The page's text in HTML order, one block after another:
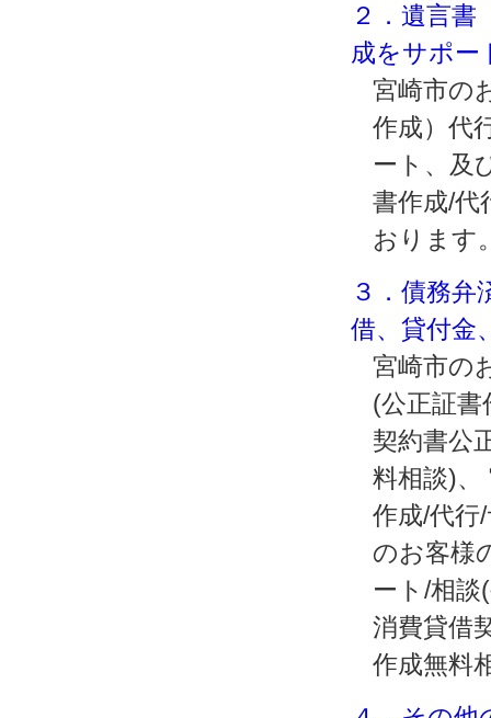
２．遺言書
成をサポー
宮崎市の
作成）代
ート、及
書作成/代
おります
３．債務弁
借、貸付金
宮崎市の
(公正証書
契約書公
料相談)、
作成/代行
のお客様
ート/相談
消費貸借
作成無料